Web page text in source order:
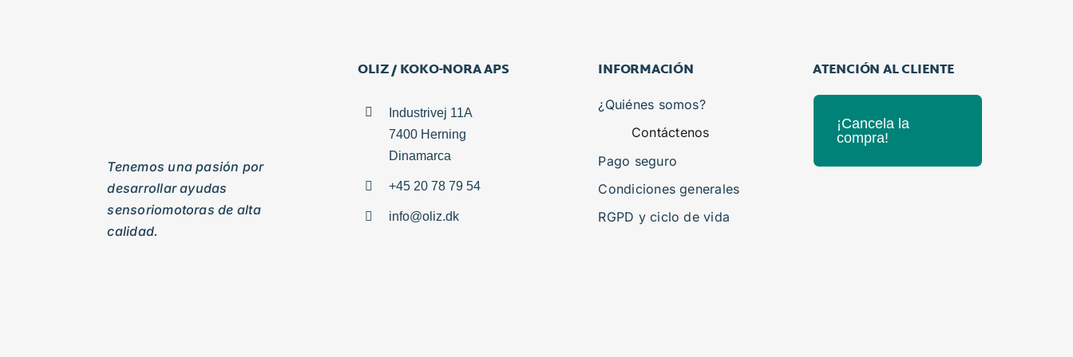
Tenemos una pasión por
desarrollar ayudas
sensoriomotoras de alta
calidad.
OLIZ / KOKO-NORA APS
Industrivej 11A
7400 Herning
Dinamarca
+45 20 78 79 54
info@oliz.dk
INFORMACIÓN
¿Quiénes somos?
Contáctenos
Pago seguro
Condiciones generales
RGPD y ciclo de vida
ATENCIÓN AL CLIENTE
¡Cancela la
compra!